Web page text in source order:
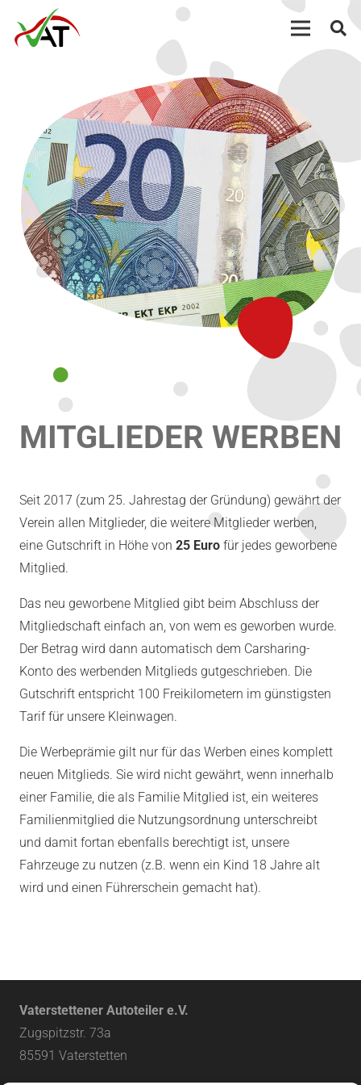
MITGLIEDER WERBEN
Seit 2017 (zum 25. Jahrestag der Gründung) gewährt der
Verein allen Mitglieder, die weitere Mitglieder werben,
eine Gutschrift in Höhe von 25 Euro für jedes geworbene
Mitglied.
Das neu geworbene Mitglied gibt beim Abschluss der
Mitgliedschaft einfach an, von wem es geworben wurde.
Der Betrag wird dann automatisch dem Carsharing-
Konto des werbenden Mitglieds gutgeschrieben. Die
Gutschrift entspricht 100 Freikilometern im günstigsten
Tarif für unsere Kleinwagen.
Die Werbeprämie gilt nur für das Werben eines komplett
neuen Mitglieds. Sie wird nicht gewährt, wenn innerhalb
einer Familie, die als Familie Mitglied ist, ein weiteres
Familienmitglied die Nutzungsordnung unterschreibt
und damit fortan ebenfalls berechtigt ist, unsere
Fahrzeuge zu nutzen (z.B. wenn ein Kind 18 Jahre alt
wird und einen Führerschein gemacht hat).
Vaterstettener Autoteiler e.V.
Zugspitzstr. 73a
85591 Vaterstetten